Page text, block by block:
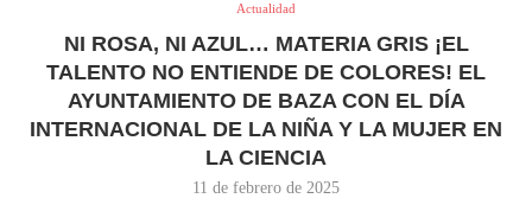
Actualidad
NI ROSA, NI AZUL… MATERIA GRIS ¡EL
TALENTO NO ENTIENDE DE COLORES! EL
AYUNTAMIENTO DE BAZA CON EL DÍA
INTERNACIONAL DE LA NIÑA Y LA MUJER EN
LA CIENCIA
11 de febrero de 2025